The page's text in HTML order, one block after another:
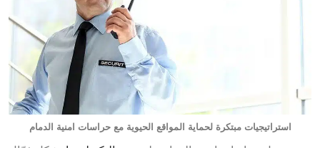
استراتيجيات مبتكرة لحماية المواقع الحيوية مع حراسات امنية الدمام